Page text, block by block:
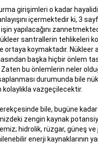
girişimleri o kadar
içermektedir ki, 3
yapılacağını
nükleer santrallerin tehlikeleri
ortaya koymaktadır. Nükleer
başka hiçbir önlem
bu önlemlerin neler
durumunda bile
kolaylıkla vazgeçilecektir.
bile, bugüne
zengin kaynak
hidrolik, rüzgar, güneş
enerji kaynaklarının